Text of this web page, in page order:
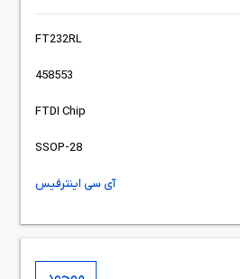
FT232RL
458553
FTDI Chip
SSOP-28
آی سی اینترفیس